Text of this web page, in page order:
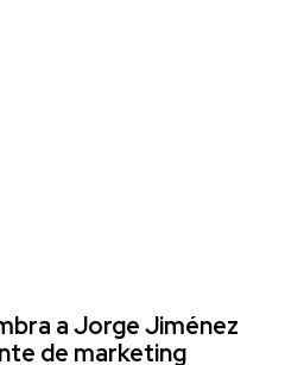
a Jorge Jiménez
de marketing